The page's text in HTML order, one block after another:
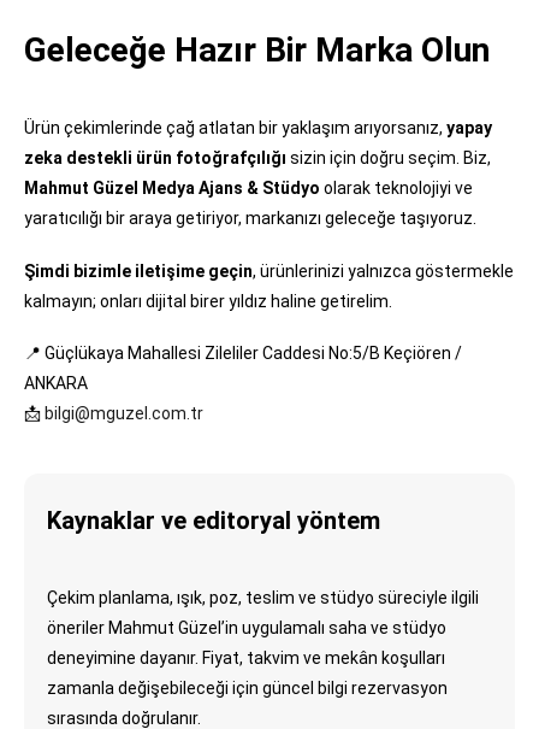
Geleceğe Hazır Bir Marka Olun
Ürün çekimlerinde çağ atlatan bir yaklaşım arıyorsanız, yapay
zeka destekli ürün fotoğrafçılığı sizin için doğru seçim. Biz,
Mahmut Güzel Medya Ajans & Stüdyo olarak teknolojiyi ve
yaratıcılığı bir araya getiriyor, markanızı geleceğe taşıyoruz.
Şimdi bizimle iletişime geçin, ürünlerinizi yalnızca göstermekle
kalmayın; onları dijital birer yıldız haline getirelim.
📍 Güçlükaya Mahallesi Zileliler Caddesi No:5/B Keçiören /
ANKARA
📩 bilgi@mguzel.com.tr
Kaynaklar ve editoryal yöntem
Çekim planlama, ışık, poz, teslim ve stüdyo süreciyle ilgili
öneriler Mahmut Güzel’in uygulamalı saha ve stüdyo
deneyimine dayanır. Fiyat, takvim ve mekân koşulları
zamanla değişebileceği için güncel bilgi rezervasyon
sırasında doğrulanır.